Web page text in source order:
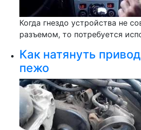
Когда гнездо устройства не
разъемом, то потребуется
Как натянуть
пежо